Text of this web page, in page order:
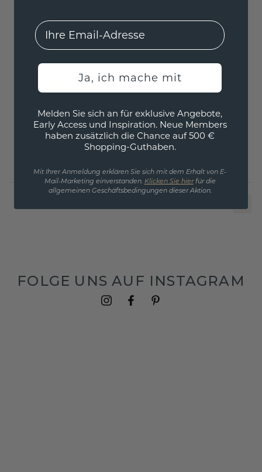
Weißgold/ Schwarz Perle
675,- €
FOLGE UNS AUF INSTAGRAM
EMail
Ja, ich mache mit
Melden Sie sich an für exklusive Angebote,
Early Access und Inspiration. Neue Members
haben zusätzlich die Chance auf 500 €
Shopping-Guthaben.
Mit Ihrer Anmeldung erklären Sie sich mit dem Erhalt von E-
Mail-Marketing einverstanden. Klicken Sie hierfür die
allgemeinen Geschäftsbedingungen dieser Aktion.